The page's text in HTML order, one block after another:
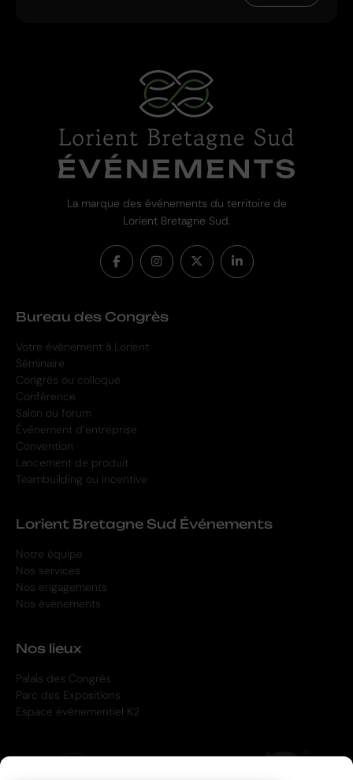
La marque des événements du territoire de
Lorient Bretagne Sud.
Bureau des Congrès
Votre événement à Lorient
Séminaire
Congrès ou colloque
Conférence
Salon ou forum
Événement d’entreprise
Convention
Lancement de produit
Teambuilding ou incentive
Lorient Bretagne Sud Événements
Notre équipe
Nos services
Nos engagements
Nos événements
Nos lieux
Palais des Congrès
Parc des Expositions
Espace événementiel K2